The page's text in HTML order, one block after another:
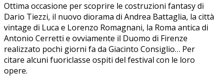
Ottima occasione per scoprire le costruzioni fantasy di
Dario Tiezzi, il nuovo diorama di Andrea Battaglia, la città
vintage di Luca e Lorenzo Romagnani, la Roma antica di
Antonio Cerretti e ovviamente il Duomo di Firenze
realizzato pochi giorni fa da Giacinto Consiglio… Per
citare alcuni fuoriclasse ospiti del festival con le loro
opere.